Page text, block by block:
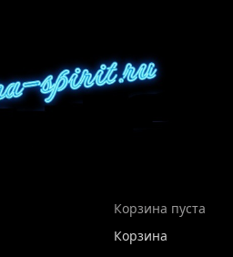
Корзина пуста
Корзина